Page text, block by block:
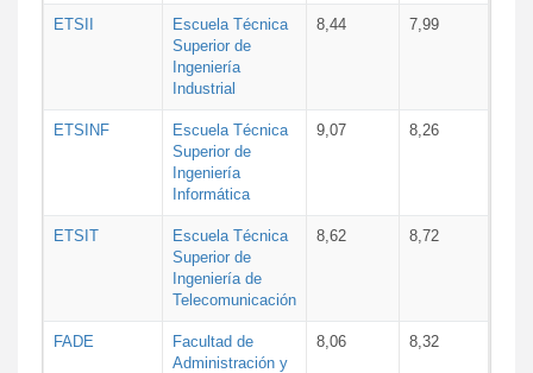
ETSII
Escuela Técnica
Superior de
Ingeniería
Industrial
8,44 7,99
ETSINF
Escuela Técnica
Superior de
Ingeniería
Informática
9,07 8,26
ETSIT
Escuela Técnica
Superior de
Ingeniería de
Telecomunicación
8,62 8,72
FADE
Facultad de
Administración y
8,06 8,32